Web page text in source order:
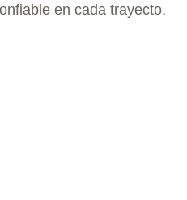
en cada trayecto.